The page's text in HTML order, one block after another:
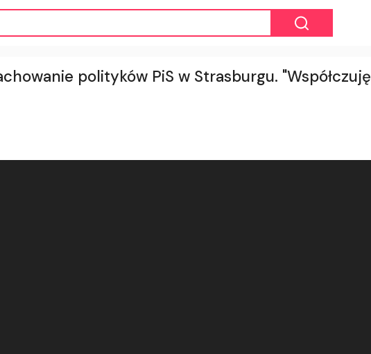
polityków PiS w Strasburgu. "Współczuję